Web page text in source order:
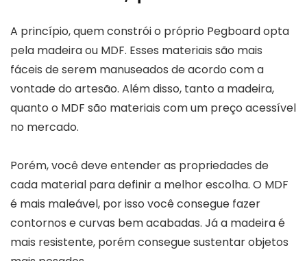
A princípio, quem constrói o próprio Pegboard opta
pela madeira ou MDF. Esses materiais são mais
fáceis de serem manuseados de acordo com a
vontade do artesão. Além disso, tanto a madeira,
quanto o MDF são materiais com um preço acessível
no mercado.
Porém, você deve entender as propriedades de
cada material para definir a melhor escolha. O MDF
é mais maleável, por isso você consegue fazer
contornos e curvas bem acabadas. Já a madeira é
mais resistente, porém consegue sustentar objetos